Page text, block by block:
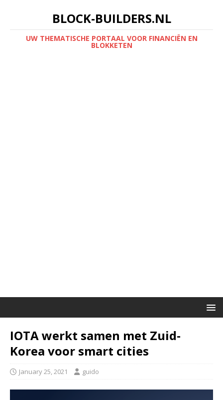
BLOCK-BUILDERS.NL
UW THEMATISCHE PORTAAL VOOR FINANCIËN EN
BLOKKETEN
IOTA werkt samen met Zuid-
Korea voor smart cities
January 25, 2021 guido